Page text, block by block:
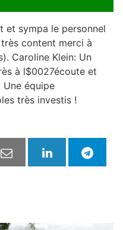
et sympa le personnel
content merci à
Caroline Klein: Un
à l$0027écoute et
Une équipe
très investis !